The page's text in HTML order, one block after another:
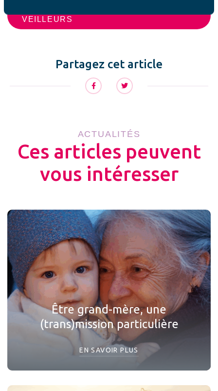
VEILLEURS
Partagez cet article
ACTUALITÉS
Ces articles peuvent
vous intéresser
Être grand-mère, une
(trans)mission particulière
EN SAVOIR PLUS